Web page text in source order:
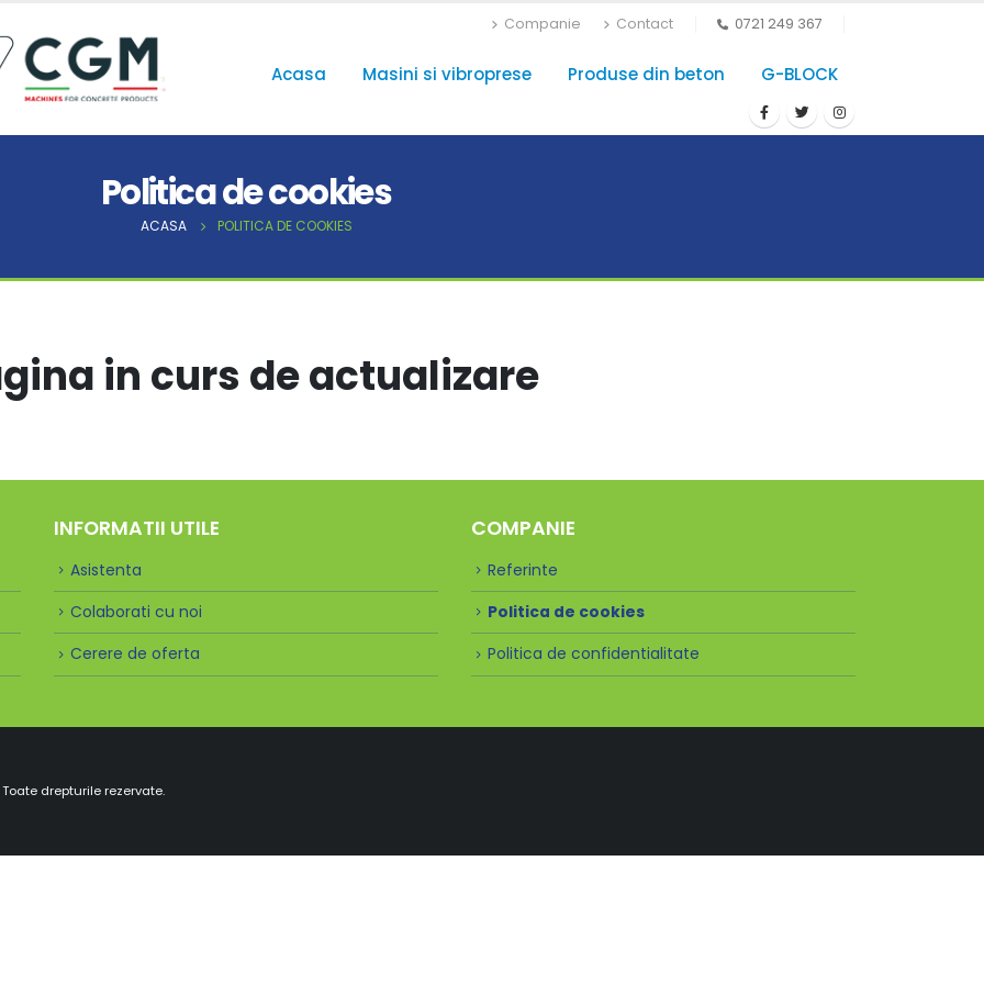
Companie Contact 0721 249 367
Acasa Masini si vibroprese Produse din beton G-BLOCK
Politica de cookies
ACASA POLITICA DE COOKIES
in curs de actualizare
INFORMATII UTILE
Asistenta
Colaborati cu noi
Cerere de oferta
COMPANIE
Referinte
Politica de cookies
Politica de confidentialitate
drepturile rezervate.